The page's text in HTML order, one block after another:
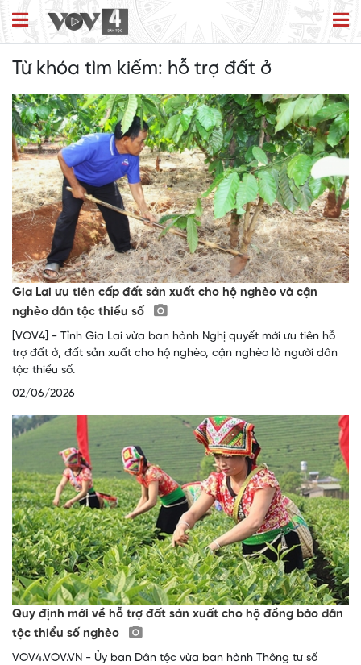
Từ khóa tìm kiếm: hỗ trợ đất ở
Gia Lai ưu tiên cấp đất sản xuất cho hộ nghèo và cận
nghèo dân tộc thiểu số
[VOV4] - Tỉnh Gia Lai vừa ban hành Nghị quyết mới ưu tiên hỗ
trợ đất ở, đất sản xuất cho hộ nghèo, cận nghèo là người dân
tộc thiểu số.
02/06/2026
Quy định mới về hỗ trợ đất sản xuất cho hộ đồng bào dân
tộc thiểu số nghèo
VOV4.VOV.VN - Ủy ban Dân tộc vừa ban hành Thông tư số